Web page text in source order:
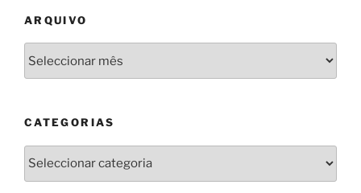
ARQUIVO
CATEGORIAS
Categorias